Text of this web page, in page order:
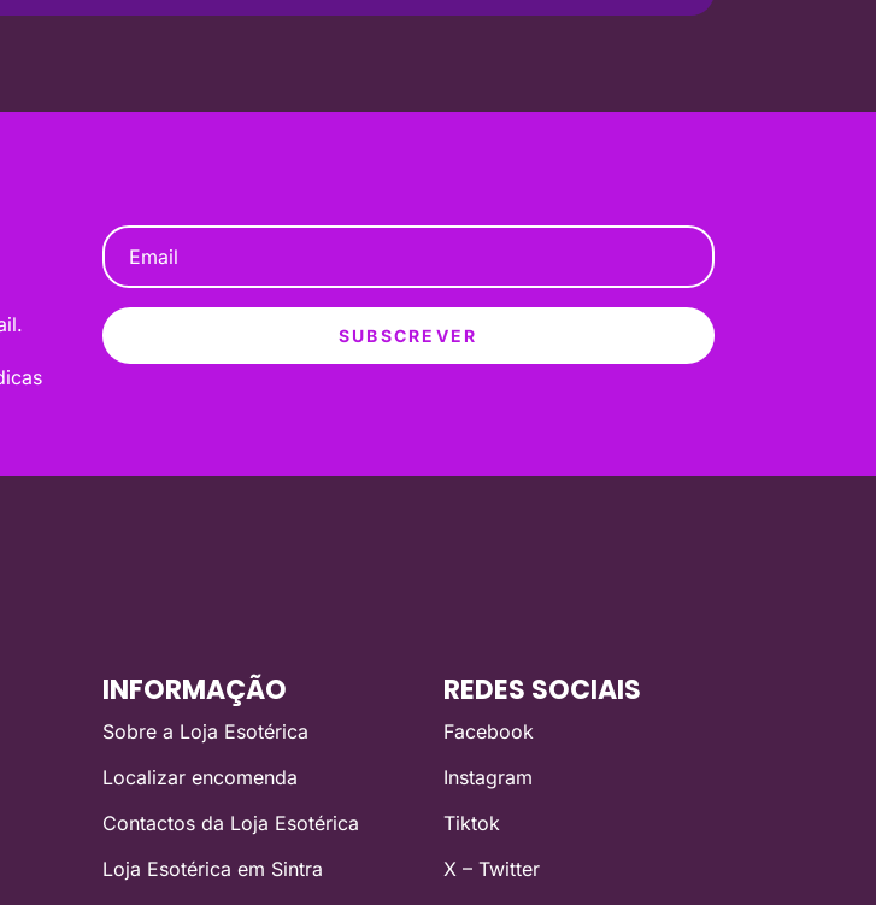
SUBSCREVER
INFORMAÇÃO
Sobre a Loja Esotérica
Localizar encomenda
Contactos da Loja Esotérica
Loja Esotérica em Sintra
REDES SOCIAIS
Facebook
Instagram
Tiktok
X – Twitter